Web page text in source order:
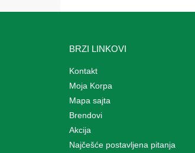
BRZI LINKOVI
Kontakt
Moja Korpa
Mapa sajta
Brendovi
Akcija
Najčešće postavljena pitanja